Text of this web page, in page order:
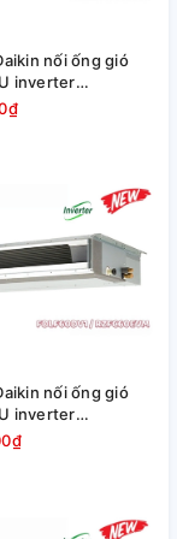
nối ống gió
inverter
RZFC85EVM
nối ống gió
inverter
RZFC60EVM